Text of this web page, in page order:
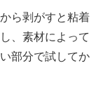
ら剥がすと粘着
、素材によって
部分で試してか